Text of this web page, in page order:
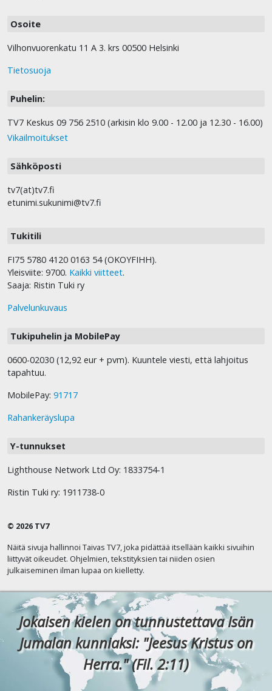
Osoite
Vilhonvuorenkatu 11 A 3. krs 00500 Helsinki
Tietosuoja
Puhelin:
TV7 Keskus 09 756 2510 (arkisin klo 9.00 - 12.00 ja 12.30 - 16.00)
Vikailmoitukset
Sähköposti
tv7(at)tv7.fi
etunimi.sukunimi@tv7.fi
Tukitili
FI75 5780 4120 0163 54 (OKOYFIHH).
Yleisviite: 9700. Kaikki viitteet.
Saaja: Ristin Tuki ry
Palvelunkuvaus
Tukipuhelin ja MobilePay
0600-02030 (12,92 eur + pvm). Kuuntele viesti, että lahjoitus
tapahtuu.
MobilePay: 91717
Rahankeräyslupa
Y-tunnukset
Lighthouse Network Ltd Oy: 1833754-1
Ristin Tuki ry: 1911738-0
© 2026 TV7
Näitä sivuja hallinnoi Taivas TV7, joka pidättää itsellään kaikki sivuihin
liittyvät oikeudet. Ohjelmien, tekstityksien tai niiden osien
julkaiseminen ilman lupaa on kielletty.
Jokaisen kielen on tunnustettava Isän
Jumalan kunniaksi: "Jeesus Kristus on
Herra." (Fil. 2:11)